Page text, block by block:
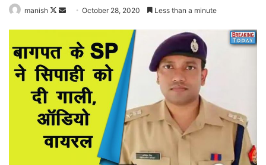
manish
Follow
SendOctober 28, 2020 Less than a minute